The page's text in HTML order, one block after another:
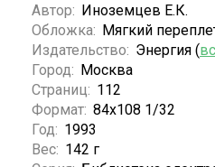
Автор: Иноземцев Е.К.
Обложка: Мягкий
Издательство: Энергия (
Город: Москва
Страниц: 112
Формат: 84х108 1/32
Год: 1993
Вес: 142 г